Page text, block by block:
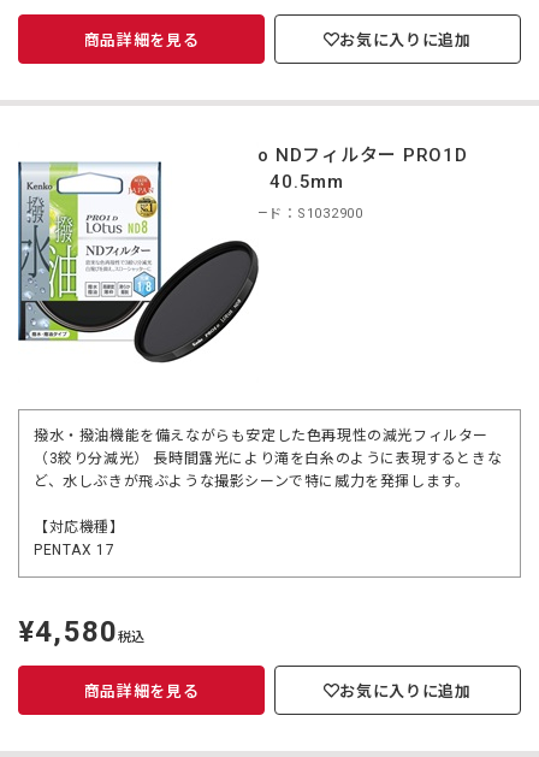
商品詳細を見る お気に入りに追加
Kenko NDフィルター PRO1D
ND8 40.5mm
商品コード：S1032900
撥水・撥油機能を備えながらも安定した色再現性の減光フィルター
（3絞り分減光） 長時間露光により滝を白糸のように表現するときな
ど、水しぶきが飛ぶような撮影シーンで特に威力を発揮します。
【対応機種】
PENTAX 17
定
価
¥4,580税込
商品詳細を見る お気に入りに追加